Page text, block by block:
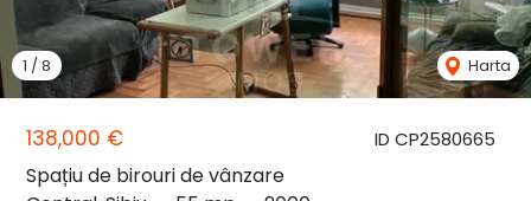
ID CP2580665
138,000 €
Spațiu de birouri de vânzare
1 /8 Harta